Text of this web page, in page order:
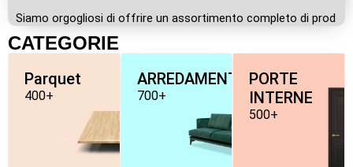
Siamo orgogliosi di offrire un assortimento completo di prod
CATEGORIE
Parquet
400+
ARREDAMENTO
700+
PORTE
INTERNE
500+